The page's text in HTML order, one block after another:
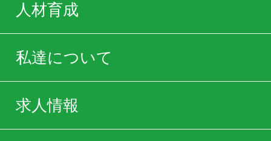
人材育成
私達について
求人情報